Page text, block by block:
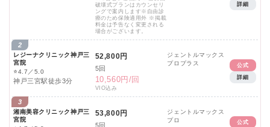
破壊式プランはカウンセリ
ングで案内します※自由診
療のため保険適用外 ※掲載
料金は予告なく変更される
場合がございます。
詳細
2
レジーナクリニック神戸三
宮院
⭐4.7／5.0
神戸三宮駅徒歩3分
52,800円
5回
10,560円/回
VIO込み
ジェントルマックス
プロプラス
公式
詳細
3
湘南美容クリニック神戸三
宮院
53,800円
5回
ジェントルマックス
プロ
公式